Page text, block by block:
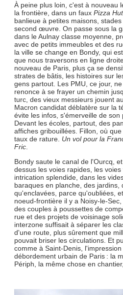
À peine plus loin, c'est à nouveau
la frontière, dans un faux Pizza Hut
banlieue à petites maisons,
second œuvre. On passe sous la
dans le Aulnay classe moyenne,
avec de petits immeubles et des
la ville se change en Bondy, qui
que nous traversons en ligne
nouveau de Paris, plus ça se
strates de bâtis, les histoires sur
gens partout. Les PMU, ce jour,
renonce à se frayer un chemin
turc, des vieux messieurs jouent
Macron candidat déblatère sur la
évite les infos, s'émerveille de son
Devant les écoles, partout, des
affiches gribouillées. Fillon, où
taux de rature. Un vol pour la
Fric.
Bondy saute le canal de l'Ourcq,
dessus les voies rapides, les
intrication splendide, dans les
baraques en planche, des jardins,
qu'enclavées, parce qu'oubliées,
noeud-frontière il y a Noisy-le-
des couples à poussettes de
rue et des projets de voisinage
interzone suffisait à séparer les
d'une route, plus sûrement que
pouvait briser les circulations. Et
comme à Saint-Denis,
débordement urbain de Paris : la
Périph, la même chose en